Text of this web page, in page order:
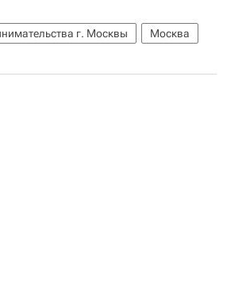
г. Москвы
Москва